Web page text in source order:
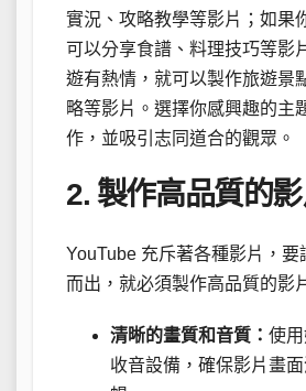
實況、攻略教學等影片；如果
可以分享食譜、料理技巧等影
遊有熱情，就可以製作旅遊景
略等影片。選擇你感興趣的主
作，並吸引志同道合的觀眾。
2. 製作高品質的
YouTube 充斥著各種影片，要
而出，就必須製作高品質的影
清晰的畫質和音質： 使
收音設備，確保影片畫